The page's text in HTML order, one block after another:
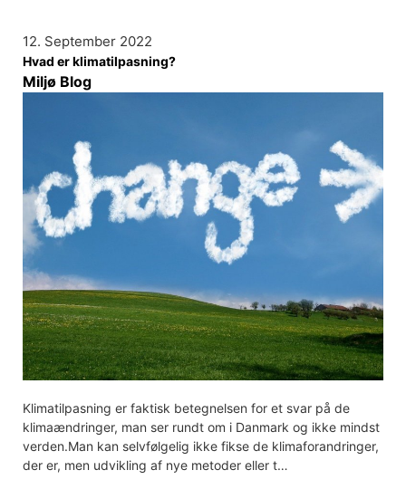
12. September 2022
Hvad er klimatilpasning?
Miljø Blog
Klimatilpasning er faktisk betegnelsen for et svar på de
klimaændringer, man ser rundt om i Danmark og ikke mindst
verden.Man kan selvfølgelig ikke fikse de klimaforandringer,
der er, men udvikling af nye metoder eller t…